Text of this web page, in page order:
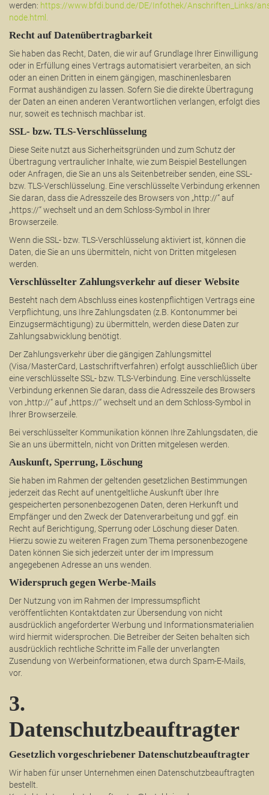
werden: https://www.bfdi.bund.de/DE/Infothek/Anschriften_Links/
node.html.
Recht auf Datenübertragbarkeit
Sie haben das Recht, Daten, die wir auf Grundlage Ihrer Einwilligung
oder in Erfüllung eines Vertrags automatisiert verarbeiten, an sich
oder an einen Dritten in einem gängigen, maschinenlesbaren
Format aushändigen zu lassen. Sofern Sie die direkte Übertragung
der Daten an einen anderen Verantwortlichen verlangen, erfolgt dies
nur, soweit es technisch machbar ist.
SSL- bzw. TLS-Verschlüsselung
Diese Seite nutzt aus Sicherheitsgründen und zum Schutz der
Übertragung vertraulicher Inhalte, wie zum Beispiel Bestellungen
oder Anfragen, die Sie an uns als Seitenbetreiber senden, eine SSL-
bzw. TLS-Verschlüsselung. Eine verschlüsselte Verbindung erkennen
Sie daran, dass die Adresszeile des Browsers von „http://“ auf
„https://“ wechselt und an dem Schloss-Symbol in Ihrer
Browserzeile.
Wenn die SSL- bzw. TLS-Verschlüsselung aktiviert ist, können die
Daten, die Sie an uns übermitteln, nicht von Dritten mitgelesen
werden.
Verschlüsselter Zahlungsverkehr auf dieser Website
Besteht nach dem Abschluss eines kostenpflichtigen Vertrags eine
Verpflichtung, uns Ihre Zahlungsdaten (z.B. Kontonummer bei
Einzugsermächtigung) zu übermitteln, werden diese Daten zur
Zahlungsabwicklung benötigt.
Der Zahlungsverkehr über die gängigen Zahlungsmittel
(Visa/MasterCard, Lastschriftverfahren) erfolgt ausschließlich über
eine verschlüsselte SSL- bzw. TLS-Verbindung. Eine verschlüsselte
Verbindung erkennen Sie daran, dass die Adresszeile des Browsers
von „http://“ auf „https://“ wechselt und an dem Schloss-Symbol in
Ihrer Browserzeile.
Bei verschlüsselter Kommunikation können Ihre Zahlungsdaten, die
Sie an uns übermitteln, nicht von Dritten mitgelesen werden.
Auskunft, Sperrung, Löschung
Sie haben im Rahmen der geltenden gesetzlichen Bestimmungen
jederzeit das Recht auf unentgeltliche Auskunft über Ihre
gespeicherten personenbezogenen Daten, deren Herkunft und
Empfänger und den Zweck der Datenverarbeitung und ggf. ein
Recht auf Berichtigung, Sperrung oder Löschung dieser Daten.
Hierzu sowie zu weiteren Fragen zum Thema personenbezogene
Daten können Sie sich jederzeit unter der im Impressum
angegebenen Adresse an uns wenden.
Widerspruch gegen Werbe-Mails
Der Nutzung von im Rahmen der Impressumspflicht
veröffentlichten Kontaktdaten zur Übersendung von nicht
ausdrücklich angeforderter Werbung und Informationsmaterialien
wird hiermit widersprochen. Die Betreiber der Seiten behalten sich
ausdrücklich rechtliche Schritte im Falle der unverlangten
Zusendung von Werbeinformationen, etwa durch Spam-E-Mails,
vor.
3.
Datenschutzbeauftragter
Gesetzlich vorgeschriebener Datenschutzbeauftragter
Wir haben für unser Unternehmen einen Datenschutzbeauftragten
bestellt.